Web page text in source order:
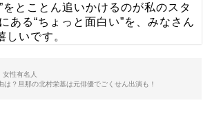
をとことん追いかけるのが私のスタ
ある“ちょっと面白い”を、みなさん
しいです。
女性有名人
は？旦那の北村栄基は元俳優でごくせん出演も！